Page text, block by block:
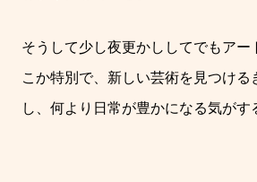
そうして少し夜更かししてでもアー
こか特別で、新しい芸術を見つける
し、何より日常が豊かになる気がす